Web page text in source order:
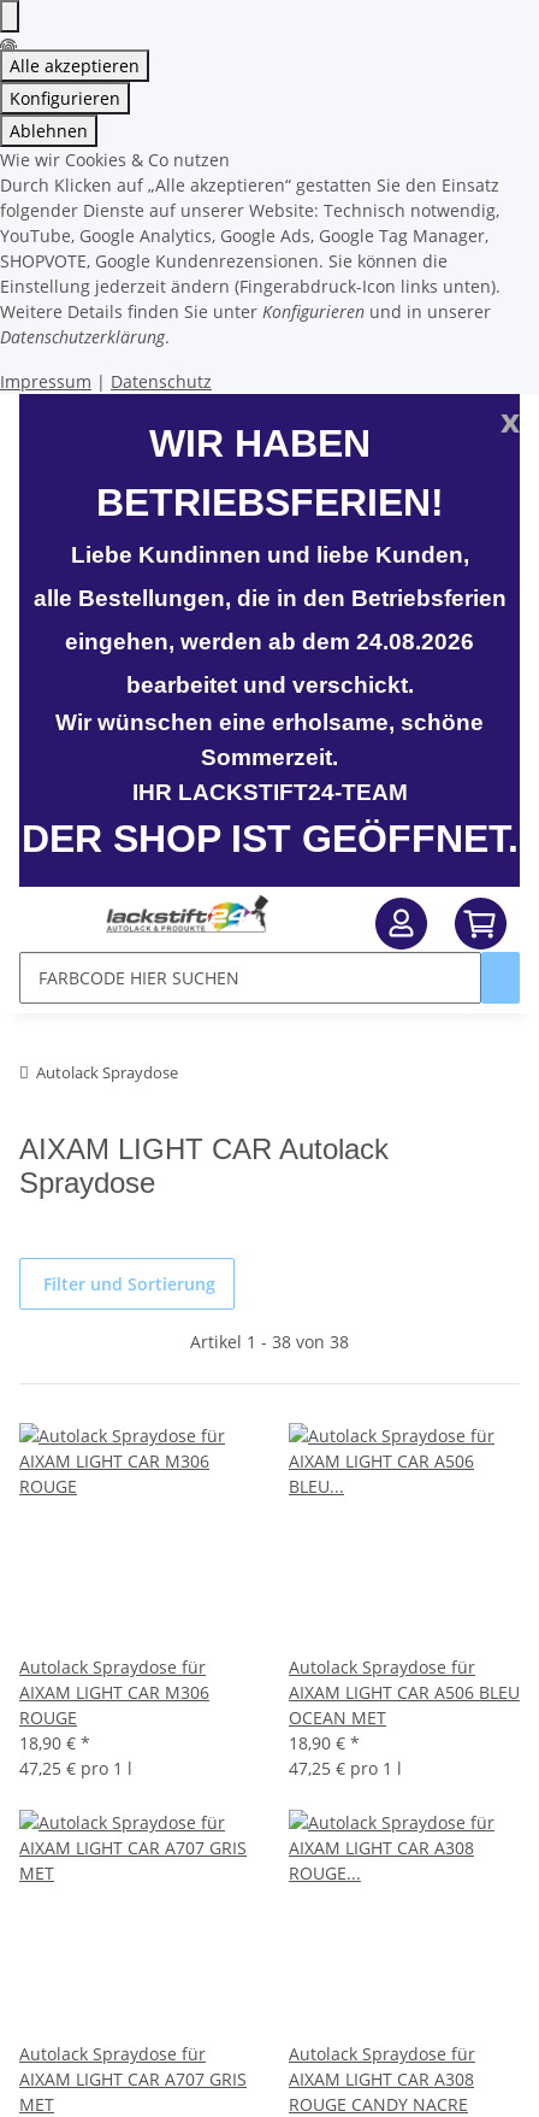
Alle akzeptieren
Konfigurieren
Ablehnen
Wie wir Cookies & Co nutzen
Durch Klicken auf „Alle akzeptieren“ gestatten Sie den Einsatz
folgender Dienste auf unserer Website: Technisch notwendig,
YouTube, Google Analytics, Google Ads, Google Tag Manager,
SHOPVOTE, Google Kundenrezensionen. Sie können die
Einstellung jederzeit ändern (Fingerabdruck-Icon links unten).
Weitere Details finden Sie unter Konfigurieren und in unserer
Datenschutzerklärung.
Impressum | Datenschutz
x
WIR HABEN
BETRIEBSFERIEN!
Liebe Kundinnen und liebe Kunden,
alle Bestellungen, die in den Betriebsferien
eingehen, werden ab dem 24.08.2026
bearbeitet und verschickt.
Wir wünschen eine erholsame, schöne
Sommerzeit.
IHR LACKSTIFT24-TEAM
DER SHOP IST GEÖFFNET.
Autolack Spraydose
AIXAM LIGHT CAR Autolack
Spraydose
Filter und Sortierung
Artikel 1 - 38 von 38
Autolack Spraydose für
AIXAM LIGHT CAR M306
ROUGE
18,90 € *
47,25 € pro 1 l
Autolack Spraydose für
AIXAM LIGHT CAR A506 BLEU
OCEAN MET
18,90 € *
47,25 € pro 1 l
Autolack Spraydose für
AIXAM LIGHT CAR A707 GRIS
MET
Autolack Spraydose für
AIXAM LIGHT CAR A308
ROUGE CANDY NACRE